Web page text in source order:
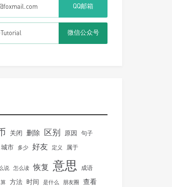
QQ邮箱
微信公众号
关闭 删除 区别 原因 句子
城市 多少 好友 定义 属于
说 怎么读 恢复 意思 成语
方法 时间 是什么 朋友圈 查看